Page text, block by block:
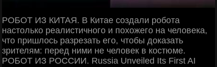
РОБОТ ИЗ КИТАЯ. В Китае создали робота
настолько реалистичного и похожего на человека,
что пришлось разрезать его, чтобы доказать
зрителям: перед ними не человек в костюме.
РОБОТ ИЗ РОССИИ. Russia Unveiled Its First AI